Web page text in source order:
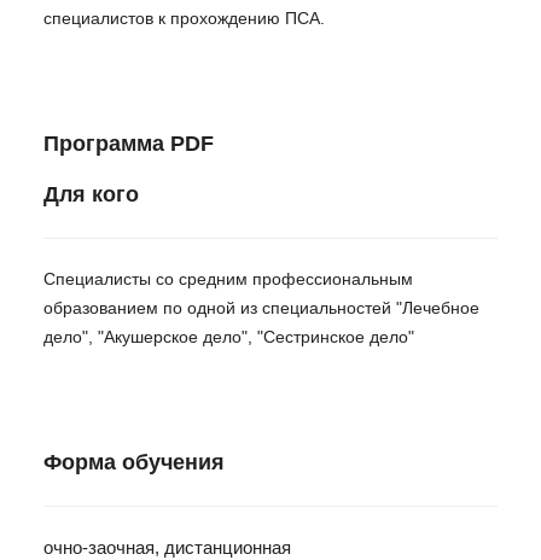
специалистов к прохождению ПСА.
Программа PDF
Для кого
Специалисты со средним профессиональным
образованием по одной из специальностей "Лечебное
дело", "Акушерское дело", "Сестринское дело"
Форма обучения
очно-заочная, дистанционная